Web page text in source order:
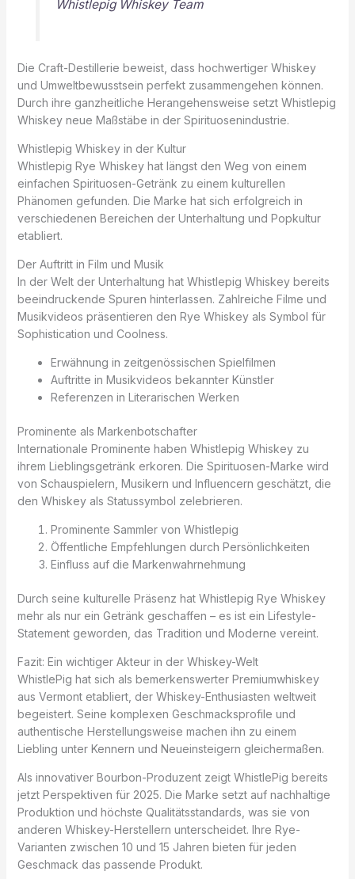
Whistlepig Whiskey Team
Die Craft-Destillerie beweist, dass hochwertiger Whiskey
und Umweltbewusstsein perfekt zusammengehen können.
Durch ihre ganzheitliche Herangehensweise setzt Whistlepig
Whiskey neue Maßstäbe in der Spirituosenindustrie.
Whistlepig Whiskey in der Kultur
Whistlepig Rye Whiskey hat längst den Weg von einem
einfachen Spirituosen-Getränk zu einem kulturellen
Phänomen gefunden. Die Marke hat sich erfolgreich in
verschiedenen Bereichen der Unterhaltung und Popkultur
etabliert.
Der Auftritt in Film und Musik
In der Welt der Unterhaltung hat Whistlepig Whiskey bereits
beeindruckende Spuren hinterlassen. Zahlreiche Filme und
Musikvideos präsentieren den Rye Whiskey als Symbol für
Sophistication und Coolness.
Erwähnung in zeitgenössischen Spielfilmen
Auftritte in Musikvideos bekannter Künstler
Referenzen in Literarischen Werken
Prominente als Markenbotschafter
Internationale Prominente haben Whistlepig Whiskey zu
ihrem Lieblingsgetränk erkoren. Die Spirituosen-Marke wird
von Schauspielern, Musikern und Influencern geschätzt, die
den Whiskey als Statussymbol zelebrieren.
Prominente Sammler von Whistlepig
Öffentliche Empfehlungen durch Persönlichkeiten
Einfluss auf die Markenwahrnehmung
Durch seine kulturelle Präsenz hat Whistlepig Rye Whiskey
mehr als nur ein Getränk geschaffen – es ist ein Lifestyle-
Statement geworden, das Tradition und Moderne vereint.
Fazit: Ein wichtiger Akteur in der Whiskey-Welt
WhistlePig hat sich als bemerkenswerter Premiumwhiskey
aus Vermont etabliert, der Whiskey-Enthusiasten weltweit
begeistert. Seine komplexen Geschmacksprofile und
authentische Herstellungsweise machen ihn zu einem
Liebling unter Kennern und Neueinsteigern gleichermaßen.
Als innovativer Bourbon-Produzent zeigt WhistlePig bereits
jetzt Perspektiven für 2025. Die Marke setzt auf nachhaltige
Produktion und höchste Qualitätsstandards, was sie von
anderen Whiskey-Herstellern unterscheidet. Ihre Rye-
Varianten zwischen 10 und 15 Jahren bieten für jeden
Geschmack das passende Produkt.